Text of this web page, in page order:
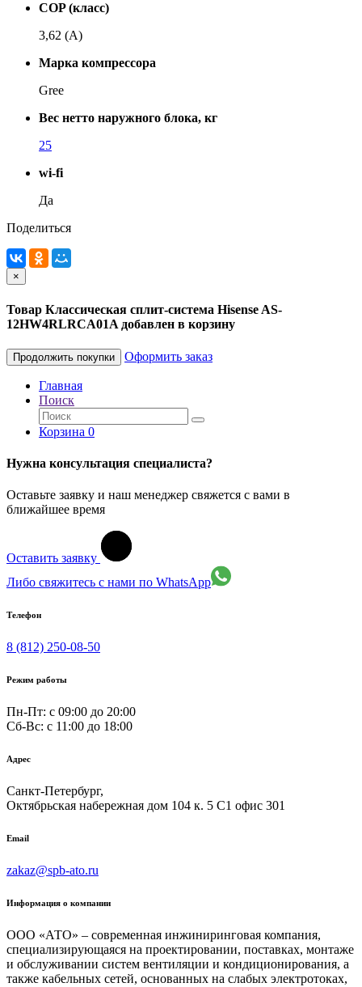
COP (класс)
3,62 (A)
Марка компрессора
Gree
Вес нетто наружного блока, кг
25
wi-fi
Да
Поделиться
×
Товар Классическая сплит-система Hisense AS-
12HW4RLRCA01A добавлен в корзину
Продолжить покупки Оформить заказ
Главная
Поиск
Корзина 0
Нужна консультация специалиста?
Оставьте заявку и наш менеджер свяжется с вами в
ближайшее время
Оставить заявку
Либо свяжитесь с нами по WhatsApp
Телефон
8 (812) 250-08-50
Режим работы
Пн-Пт: с 09:00 до 20:00
Сб-Вс: c 11:00 до 18:00
Адрес
Санкт-Петербург,
Октябрьская набережная дом 104 к. 5 С1 офис 301
Email
zakaz@spb-ato.ru
Информация о компании
ООО «АТО» – современная инжиниринговая компания,
специализирующаяся на проектировании, поставках, монтаже
и обслуживании систем вентиляции и кондиционирования, а
также кабельных сетей, основанных на слабых электротоках,